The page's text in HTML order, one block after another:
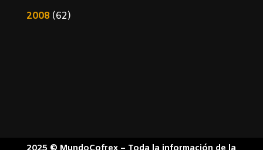
2008(62)